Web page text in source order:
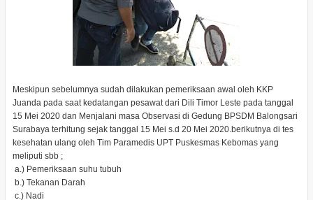
Meskipun sebelumnya sudah dilakukan pemeriksaan awal oleh KKP
Juanda pada saat kedatangan pesawat dari Dili Timor Leste pada tanggal
15 Mei 2020 dan Menjalani masa Observasi di Gedung BPSDM Balongsari
Surabaya terhitung sejak tanggal 15 Mei s.d 20 Mei 2020.berikutnya di tes
kesehatan ulang oleh Tim Paramedis UPT Puskesmas Kebomas yang
meliputi sbb ;
a.) Pemeriksaan suhu tubuh
b.) Tekanan Darah
c.) Nadi